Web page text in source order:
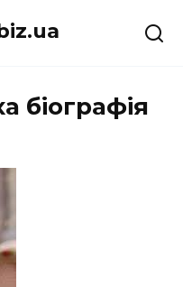
біографія